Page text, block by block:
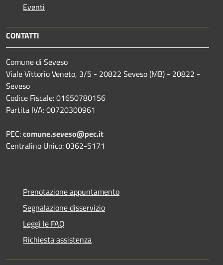
Eventi
CONTATTI
Comune di Seveso
Viale Vittorio Veneto, 3/5 - 20822 Seveso (MB) - 20822 -
Seveso
Codice Fiscale: 01650780156
Partita IVA: 00720300961
PEC:comune.seveso@pec.it
Centralino Unico: 0362-5171
Prenotazione appuntamento
Segnalazione disservizio
Leggi le FAQ
Richiesta assistenza